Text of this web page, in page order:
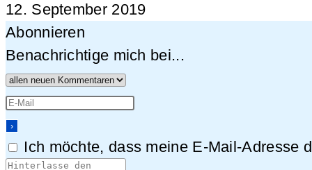
12. September 2019
Abonnieren
Benachrichtige mich bei...
Ich möchte, dass meine E-Mail-Adresse